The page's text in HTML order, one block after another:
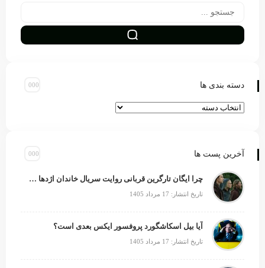
دسته بندی ها
آخرین پست ها
چرا ایگان تارگرین قربانی روایت سریال خاندان اژدها شد؟
تاریخ انتشار: 17 مرداد 1405
آیا بیل اسکاشگورد پروفسور ایکس بعدی است؟
تاریخ انتشار: 17 مرداد 1405